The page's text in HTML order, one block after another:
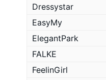
Dressystar
EasyMy
ElegantPark
FALKE
FeelinGirl